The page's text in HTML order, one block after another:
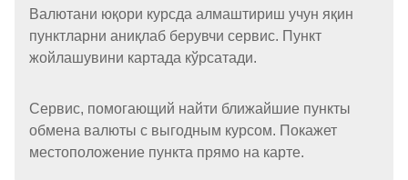
Валютани юқори курсда алмаштириш учун яқин
пунктларни аниқлаб берувчи сервис. Пункт
жойлашувини картада кўрсатади.
Сервис, помогающий найти ближайшие пункты
обмена валюты с выгодным курсом. Покажет
местоположение пункта прямо на карте.